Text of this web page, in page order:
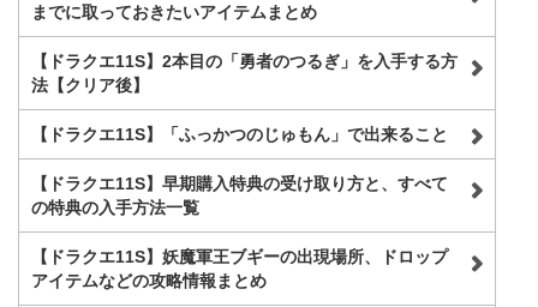
までに取っておきたいアイテムまとめ
【ドラクエ11S】2本目の「勇者のつるぎ」を入手する方
法【クリア後】
【ドラクエ11S】「ふっかつのじゅもん」で出来ること
【ドラクエ11S】早期購入特典の受け取り方と、すべて
の特典の入手方法一覧
【ドラクエ11S】妖魔軍王ブギーの出現場所、ドロップ
アイテムなどの攻略情報まとめ